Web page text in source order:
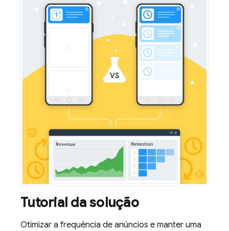
Tutorial da solução
Otimizar a frequência de anúncios e manter uma